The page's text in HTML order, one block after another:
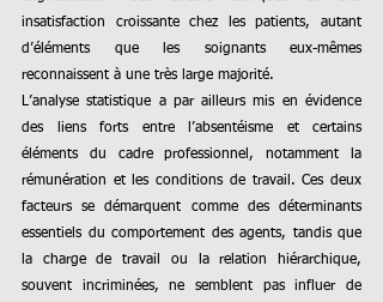
insatisfaction croissante chez les patients, autant
d’éléments que les soignants eux-mêmes
reconnaissent à une très large majorité.
L’analyse statistique a par ailleurs mis en évidence
des liens forts entre l’absentéisme et certains
éléments du cadre professionnel, notamment la
rémunération et les conditions de travail. Ces deux
facteurs se démarquent comme des déterminants
essentiels du comportement des agents, tandis que
la charge de travail ou la relation hiérarchique,
souvent incriminées, ne semblent pas influer de